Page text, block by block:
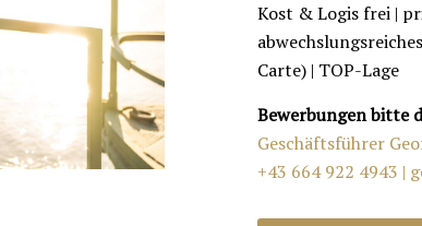
Kost & Logis frei |
Carte) | TOP-Lage
Bewerbungen bitte
Geschäftsführer
+43 664 922 4943 |